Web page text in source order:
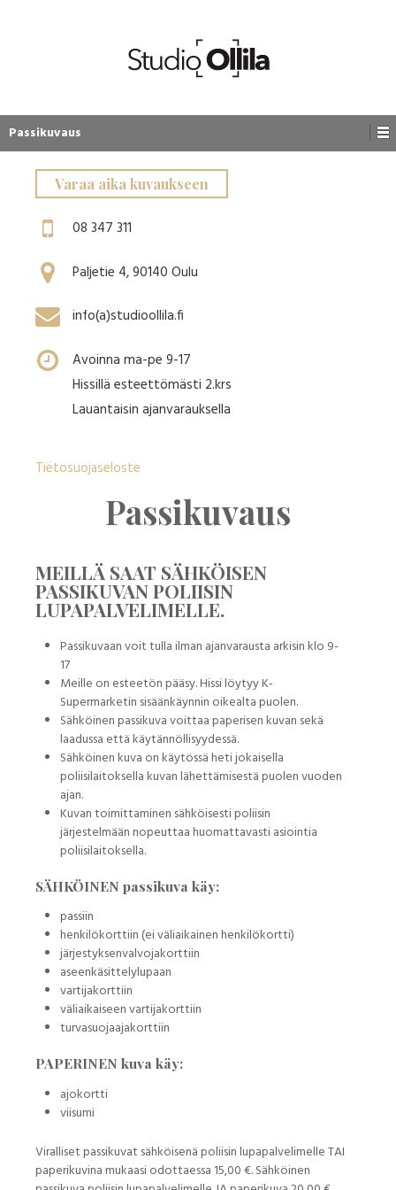
Passikuvaus
Varaa aika kuvaukseen
08 347 311
Paljetie 4, 90140 Oulu
info(a)studioollila.fi
Avoinna ma-pe 9-17
Hissillä esteettömästi 2.krs
Lauantaisin ajanvarauksella
Tietosuojaseloste
Passikuvaus
MEILLÄ SAAT SÄHKÖISEN
PASSIKUVAN POLIISIN
LUPAPALVELIMELLE.
Passikuvaan voit tulla ilman ajanvarausta arkisin klo 9-
17
Meille on esteetön pääsy. Hissi löytyy K-
Supermarketin sisäänkäynnin oikealta puolen.
Sähköinen passikuva voittaa paperisen kuvan sekä
laadussa että käytännöllisyydessä.
Sähköinen kuva on käytössä heti jokaisella
poliisilaitoksella kuvan lähettämisestä puolen vuoden
ajan.
Kuvan toimittaminen sähköisesti poliisin
järjestelmään nopeuttaa huomattavasti asiointia
poliisilaitoksella.
SÄHKÖINEN passikuva käy:
passiin
henkilökorttiin (ei väliaikainen henkilökortti)
järjestyksenvalvojakorttiin
aseenkäsittelylupaan
vartijakorttiin
väliaikaiseen vartijakorttiin
turvasuojaajakorttiin
PAPERINEN kuva käy:
ajokortti
viisumi
Viralliset passikuvat sähköisenä poliisin lupapalvelimelle TAI
paperikuvina mukaasi odottaessa 15,00 €. Sähköinen